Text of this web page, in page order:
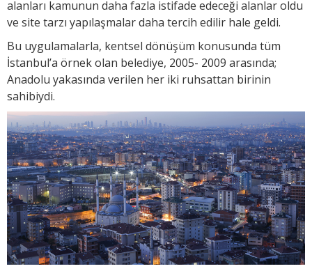
alanları kamunun daha fazla istifade edeceği alanlar oldu
ve site tarzı yapılaşmalar daha tercih edilir hale geldi.
Bu uygulamalarla, kentsel dönüşüm konusunda tüm
İstanbul’a örnek olan belediye, 2005- 2009 arasında;
Anadolu yakasında verilen her iki ruhsattan birinin
sahibiydi.